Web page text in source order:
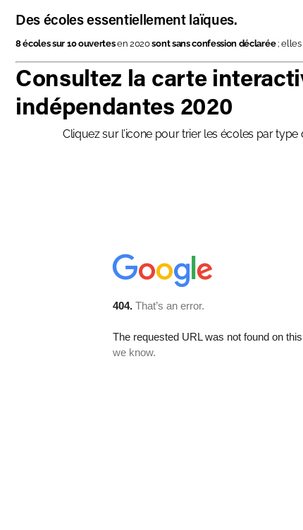
Des écoles essentiellement laïques.
8 écoles sur 10 ouvertesen 2020sont sans confession déclarée; elles
Consultez la carte
indépendantes 2020
Cliquez sur l’icone pour trier les écoles par type